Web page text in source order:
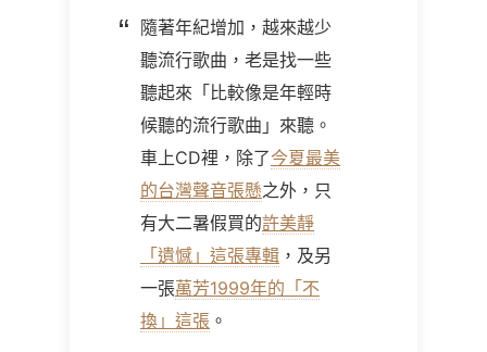
隨著年紀增加，越來越少
聽流行歌曲，老是找一些
聽起來「比較像是年輕時
候聽的流行歌曲」來聽。
車上CD裡，除了今夏最美
的台灣聲音張懸之外，只
有大二暑假買的許美靜
「遺憾」這張專輯 ，及另
一張萬芳1999年的「不
換」這張 。